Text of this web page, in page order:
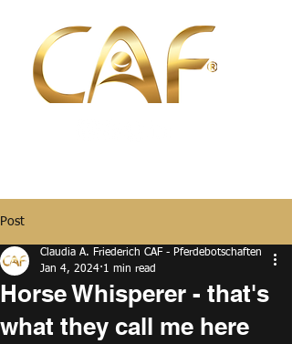
Post
Horse Whisperer - that's
what they call me here
Claudia A. Friederich CAF - Pferdebotschaften
Jan 4, 2024 1 min read